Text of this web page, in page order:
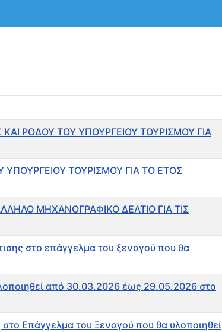
ΡΟΔΟΥ ΤΟΥ ΥΠΟΥΡΓΕΙΟΥ ΤΟΥΡΙΣΜΟΥ ΓΙΑ
ΤΟΥΡΙΣΜΟΥ ΓΙΑ ΤΟ ΕΤΟΣ
ΜΗΧΑΝΟΓΡΑΦΙΚΟ ΔΕΛΤΙΟ ΓΙΑ ΤΙΣ
στο επάγγελμα του ξεναγού που θα
από 30.03.2026 έως 29.05.2026 στο
Επάγγελμα του Ξεναγού που θα υλοποιηθεί